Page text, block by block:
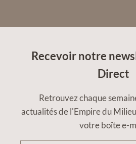
Recevoir notre
Direct
Retrouvez chaque
actualités de l'Empire du
votre boîte e-